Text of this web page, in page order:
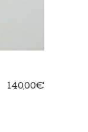
140,00€